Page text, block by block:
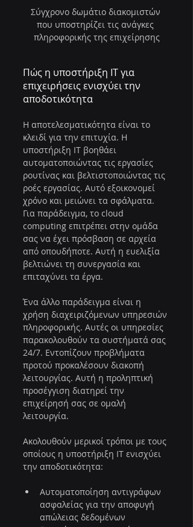
Σύγχρονο δωμάτιο διακομιστών
που υποστηρίζει τις ανάγκες
πληροφορικής της επιχείρησης
Πώς η υποστήριξη IT για
επιχειρήσεις ενισχύει την
αποδοτικότητα
Η αποτελεσματικότητα είναι το
κλειδί για την επιτυχία. Η
υποστήριξη IT βοηθάει
αυτοματοποιώντας τις εργασίες
ρουτίνας και βελτιστοποιώντας τις
ροές εργασίας. Αυτό εξοικονομεί
χρόνο και μειώνει τα σφάλματα.
Για παράδειγμα, το cloud
computing επιτρέπει στην ομάδα
σας να έχει πρόσβαση σε αρχεία
από οπουδήποτε. Αυτή η ευελιξία
βελτιώνει τη συνεργασία και
επιταχύνει τα έργα.
Ένα άλλο παράδειγμα είναι η
χρήση διαχειριζόμενων υπηρεσιών
πληροφορικής. Αυτές οι υπηρεσίες
παρακολουθούν τα συστήματά σας
24/7. Εντοπίζουν προβλήματα
προτού προκαλέσουν διακοπή
λειτουργίας. Αυτή η προληπτική
προσέγγιση διατηρεί την
επιχείρησή σας σε ομαλή
λειτουργία.
Ακολουθούν μερικοί τρόποι με τους
οποίους η υποστήριξη IT ενισχύει
την αποδοτικότητα:
Αυτοματοποίηση αντιγράφων
ασφαλείας για την αποφυγή
απώλειας δεδομένων